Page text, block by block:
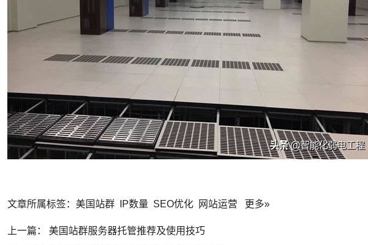
文章所属标签： 美国站群 IP数量 SEO优化 网站运营 更多»
上一篇：
美国站群服务器托管推荐及使用技巧